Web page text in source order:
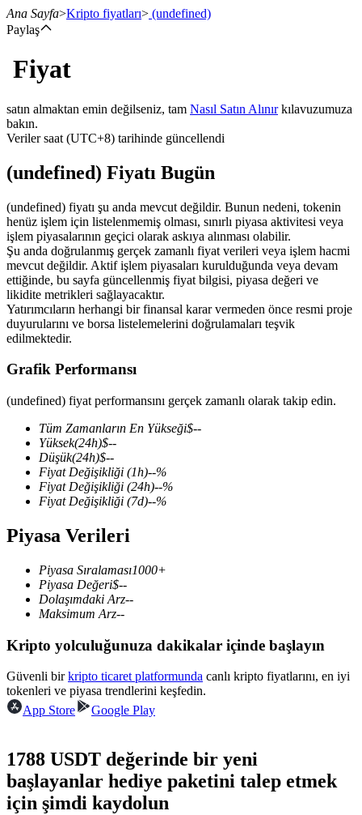
Vadeli İşlemler
USDT Vadeli İşlemleri
Teminat olarak USDT kullanan vadeli işlemler
COIN-M Vadeli İşlemleri
Kripto Para Vadeli İşlemleri
USDC Vadeli İşlemleri
Ana Sayfa>Kripto fiyatları> (undefined)
Paylaş
Fiyat
satın almaktan emin değilseniz, tam Nasıl Satın Alınırkılavuzumuza
bakın.
Veriler saat (UTC+8) tarihinde güncellendi
(undefined) Fiyatı Bugün
(undefined) fiyatı şu anda mevcut değildir. Bunun nedeni, tokenin
henüz işlem için listelenmemiş olması, sınırlı piyasa aktivitesi veya
işlem piyasalarının geçici olarak askıya alınması olabilir.
Şu anda doğrulanmış gerçek zamanlı fiyat verileri veya işlem hacmi
mevcut değildir. Aktif işlem piyasaları kurulduğunda veya devam
ettiğinde, bu sayfa güncellenmiş fiyat bilgisi, piyasa değeri ve
likidite metrikleri sağlayacaktır.
Yatırımcıların herhangi bir finansal karar vermeden önce resmi proje
duyurularını ve borsa listelemelerini doğrulamaları teşvik
edilmektedir.
Grafik Performansı
(undefined) fiyat performansını gerçek zamanlı olarak takip edin.
Tüm Zamanların En Yükseği$--
Yüksek(24h)$--
Düşük(24h)$--
Fiyat Değişikliği (1h)--%
Fiyat Değişikliği (24h)--%
Fiyat Değişikliği (7d)--%
Piyasa Verileri
Piyasa Sıralaması1000+
Piyasa Değeri$--
Dolaşımdaki Arz--
Maksimum Arz--
Kripto yolculuğunuza dakikalar içinde başlayın
Güvenli birkripto ticaret platformunda canlı kripto fiyatlarını, en iyi
tokenleri ve piyasa trendlerini keşfedin.
App Store
Google Play
1788 USDT değerinde bir yeni
başlayanlar hediye paketini talep etmek
için şimdi kaydolun